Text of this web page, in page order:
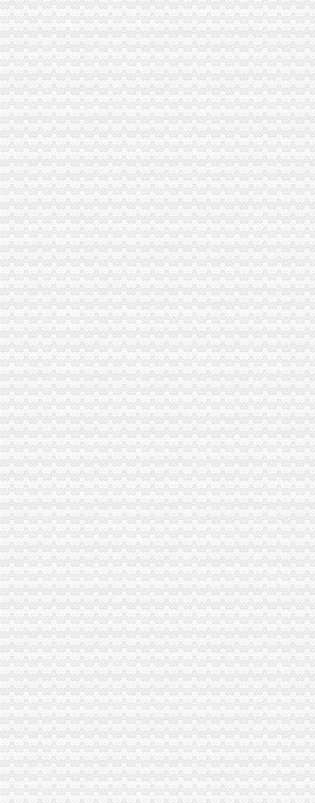
重庆市国家税务局关于纳税人2015年度关联申报等事项的提示-中国会
重庆代理记账、工商注册代理、重庆微型企业、商标注册、税务评估
【重庆亿源财税融资咨询代办营业执照营业哪家比较好】价格,厂家,
于老师,03月24日重庆税务筹划培训-中华品牌管理网
重庆市江津区地税局着力造办税服务“轻体验”-新华网
重庆地区代理工商注册、变更、代理记账、税务咨询可提供地
重庆地税：积推行“互联网+税务”提升服务质效-长江经济网
重庆市地方税务局、重庆市国土资源和房屋管理局<BR>关于暂停办理
重庆商裕工商咨询有限公司|工商咨询|代帐咨询|做账报税|税务代办|代
：：重庆市潼南区公众信息网：：-国税局
会计代理记帐、财税咨询、税务代理-重庆便民网
【江门注销税务注销公司企业停止运营不注销后果严重】-鹤山沙坪易
重庆江北区工商代办重庆沙坪坝区工商代办【渝盾】_其他加盟-中国
重庆国税关于金税三期工程上线办理有关涉税事项的公告_地方规-
重庆高档住宅土地增值税预征率上调至2%_东方财富网
重庆财税_专业的财务、税收实务网站-亿企赢财税资讯
重庆市国家税务局、重庆市地方税务局、重庆市工商管理局转发国
有重庆的朋友吗？你在天津过的还好吗？（转载）_天津_天涯论坛_天
重庆注册税务招聘_重庆注册税务招聘信息_智联重庆招聘网_找工作求
《重庆市国税小规模申报》_优秀范文十篇
重庆招聘税务专员_重庆弘昇管道有限公司招聘-汇博网
重庆税务登记证挂失电话-沙坪坝沙坪坝广告媒-重庆58同城
【税收管理】重庆市地方税务局关于印发《“三证合一、一照一码”
重庆地税的微博
重庆税务策划招聘_重庆税务策划招聘信息_智联重庆招聘网_找工作求
重庆沙坪坝门户网
重庆国税网上申报系统：
重庆营业执照代办【工商代办免费咨询】重庆益尚利财务管理有限公司
重庆财税公司-重庆亿源公司_重庆亿源_重庆市亿源财税咨询公司_重庆
代理记账|税务代理与咨询-重庆君立企业管理咨询有限公司
重庆高档住宅土地增值税预征率上调至2%_网易北京房产频道
重庆代理各项纳税申报-商务服务-久久信息网
【代理记帐、办理工商税务相关事宜等】厂家,价格,图片_重庆正青
重庆代理记账如何办理税务登记变更_搜狐其它_搜狐网
国务制办公室地方规章重庆市税收征管保障办
重庆财务会计-税务招聘-新百胜餐饮（武汉）有限公司招聘信息_重庆
以增经济发展动力为遵循重庆市国税局扎实推进税收改革-新华网
重庆高档住宅土地增值税预征率上调至2%_国内新闻_烟台房产网_买
重庆市税收征管保障办-重庆农业农村信息网
重庆市旭鑫工商税务咨询有限公司-百姓网
重庆亿源财税
“营改增”政策深度解析与操作实务专题李老师,04月16日重庆税
立信税务师事务所有限公司重庆分公司
重庆发票新规定,税务金四期上线！-企业税收优惠政策-重庆市黔江